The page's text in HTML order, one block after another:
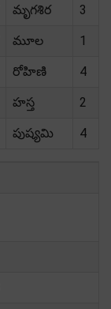
మృగశిర 3
మూల 1
రోహిణి 4
హస్త 2
పుష్యమి 4